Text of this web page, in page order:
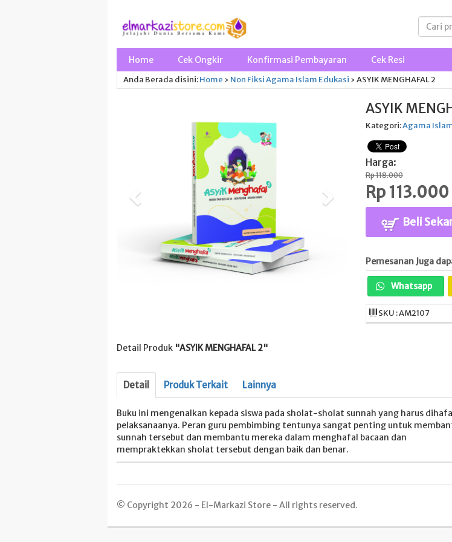
Home Cek Ongkir Konfirmasi Pembayaran Cek Resi
Anda Berada disini: Home › Non FiksiAgama Islam Edukasi › ASYIK MENGHAFAL 2
ASYIK
Kategori:Agama
Harga:
Rp 118.000
Rp 113.000
Beli
Pemesanan Juga
Whatsapp
SKU : AM2107
Detail Produk "ASYIK MENGHAFAL 2"
Detail Produk Terkait Lainnya
Buku ini mengenalkan kepada siswa pada sholat-sholat sunnah yang harus
pelaksanaanya. Peran guru pembimbing tentunya sangat penting untuk
sunnah tersebut dan membantu mereka dalam menghafal bacaan dan
mempraktekkan sholat tersebut dengan baik dan benar.
© Copyright 2026 - El-Markazi Store - All rights reserved.